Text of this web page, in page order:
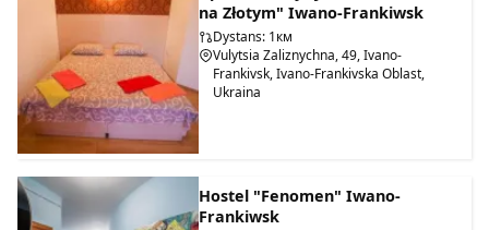
na Złotym" Iwano-Frankiwsk
Dystans: 1км
Vulytsia Zaliznychna, 49, Ivano-
Frankivsk, Ivano-Frankivska Oblast,
Ukraina
Hostel "Fenomen" Iwano-
Frankiwsk